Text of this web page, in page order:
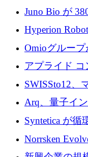
の契約で買収
ォームを構築
Juno Bio が
専用の初のシ
Hyperion
万ドルを確保
Omioグルー
を目指して
アプライド
向け基盤 AI
SWISSto12、
ためにシリー
Arq、量子イ
して140万ド
Syntetica が循
にシリーズ A
Norrsken
後、アムステ